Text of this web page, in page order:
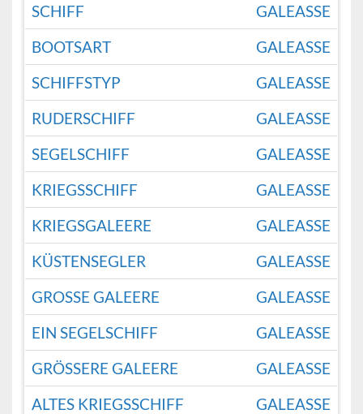
SCHIFF
GALEASSE
BOOTSART
GALEASSE
SCHIFFSTYP
GALEASSE
RUDERSCHIFF
GALEASSE
SEGELSCHIFF
GALEASSE
KRIEGSSCHIFF
GALEASSE
KRIEGSGALEERE
GALEASSE
KÜSTENSEGLER
GALEASSE
GROSSE GALEERE
GALEASSE
EIN SEGELSCHIFF
GALEASSE
GRÖSSERE GALEERE
GALEASSE
ALTES KRIEGSSCHIFF
GALEASSE